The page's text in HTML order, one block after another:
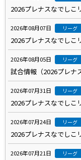
2026プレナスなでしこ
2026年08月07日 リーグ
2026プレナスなでしこ
2026年08月05日 リーグ
試合情報（2026プレナ
2026年07月31日 リーグ
2026プレナスなでしこ
2026年07月24日 リーグ
2026プレナスなでしこ
2026年07月21日 リーグ